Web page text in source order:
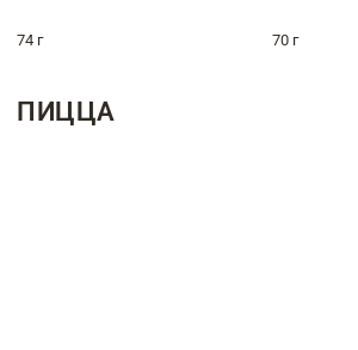
74 г 70 г
ПИЦЦА